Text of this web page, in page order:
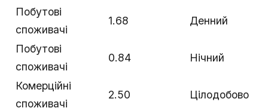
Побутові
споживачі
1.68 Денний
Побутові
споживачі
0.84 Нічний
Комерційні
споживачі
2.50 Цілодобово